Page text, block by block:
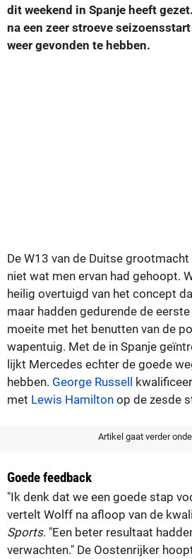
dit weekend in Spanje heeft
na een zeer stroeve
weer gevonden te hebben.
De W13 van de Duitse
niet wat men ervan had gehoopt.
heilig overtuigd van het concept
maar hadden gedurende de
moeite met het benutten van de
wapentuig. Met de in Spanje
lijkt Mercedes echter de goede
hebben. George Russell
met Lewis Hamilton op de zesde
Artikel gaat verder
Goede feedback
"Ik denk dat we een goede stap
vertelt Wolff na afloop van de
Sports. "Een beter resultaat
verwachten." De Oostenrijker